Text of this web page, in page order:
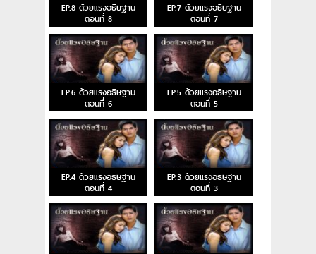
EP.8 ด้วยแรงอธิษฐาน
ตอนที่ 8
EP.7 ด้วยแรงอธิษฐาน
ตอนที่ 7
EP.6 ด้วยแรงอธิษฐาน
ตอนที่ 6
EP.5 ด้วยแรงอธิษฐาน
ตอนที่ 5
EP.4 ด้วยแรงอธิษฐาน
ตอนที่ 4
EP.3 ด้วยแรงอธิษฐาน
ตอนที่ 3